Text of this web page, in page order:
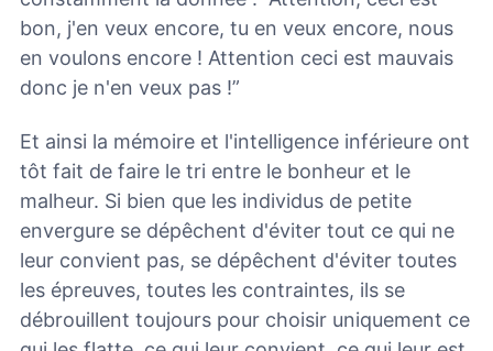
bon, j'en veux encore, tu en veux encore, nous
en voulons encore ! Attention ceci est mauvais
donc je n'en veux pas !”
Et ainsi la mémoire et l'intelligence inférieure ont
tôt fait de faire le tri entre le bonheur et le
malheur. Si bien que les individus de petite
envergure se dépêchent d'éviter tout ce qui ne
leur convient pas, se dépêchent d'éviter toutes
les épreuves, toutes les contraintes, ils se
débrouillent toujours pour choisir uniquement ce